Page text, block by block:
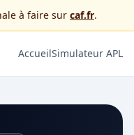
à faire sur caf.fr.
AccueilSimulateur APL